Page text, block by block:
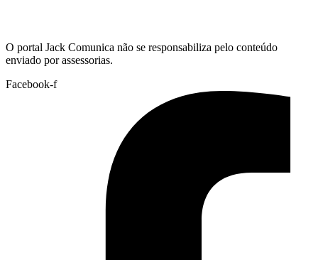
O portal Jack Comunica não se responsabiliza pelo conteúdo
enviado por assessorias.
Facebook-f